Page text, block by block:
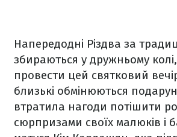
Напередодні Різдва за
збираються у дружньому
провести цей святковий
близькі обмінюються
втратила нагоди потішити
сюрпризами своїх малюків і